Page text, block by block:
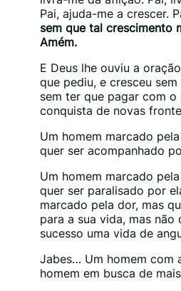
Pai, ajuda-me a crescer.
sem que tal crescimento
Amém.
E Deus lhe ouviu a
que pediu, e cresceu
sem ter que pagar com
conquista de novas
Um homem marcado
quer ser acompanhado
Um homem marcado
quer ser paralisado por
marcado pela dor, mas
para a sua vida, mas não
sucesso uma vida de
Jabes… Um homem com
homem em busca de